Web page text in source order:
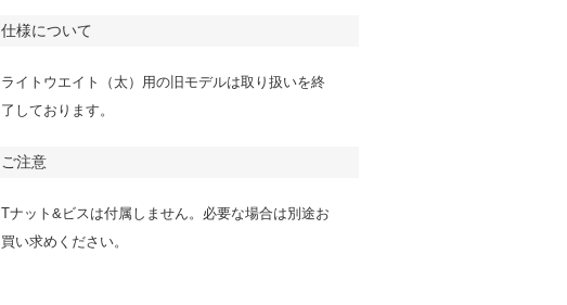
仕様について
ライトウエイト（太）用の旧モデルは取り扱いを終
了しております。
ご注意
Tナット&ビスは付属しません。必要な場合は別途お
買い求めください。